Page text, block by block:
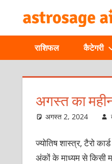
content
राशिफल कैटेगरी
अगस्त का
अगस्त 2, 2024
ज्योतिष शास्त्र, टैरो
अंकों के माध्यम से किसी